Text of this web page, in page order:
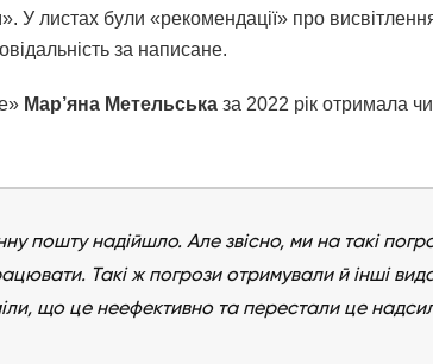
У листах були «рекомендації» про висвітлення
за написане.
Мар’яна Метельська за 2022 рік отримала
пошту надійшло. Але звісно, ми на такі
Такі ж погрози отримували й інші
що це неефективно та перестали це